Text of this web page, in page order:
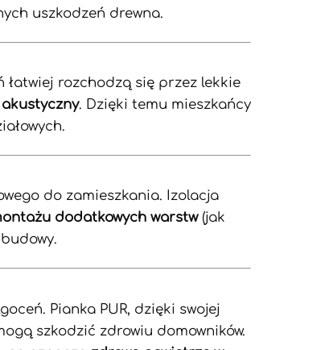
uszkodzeń drewna.
łatwiej rozchodzą się przez lekkie
. Dzięki temu mieszkańcy
do zamieszkania. Izolacja
dodatkowych warstw(jak
Pianka PUR, dzięki swojej
szkodzić zdrowiu domowników.